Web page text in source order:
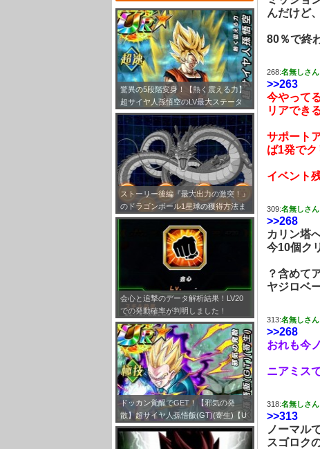
驚異の5段階変身！【熱く震える力】
超サイヤ人孫悟空のLV最大ステータ
ス！
ストーリー後編『最大出力の激突！』
のドラゴンボール1星球の獲得方法ま
とめ！
会心と追撃のデータ解析結果！LV20
での発動確率が判明しました！
ドッカン覚醒でGET！【邪気の発
散】超サイヤ人孫悟飯(GT)(寄生)【U
R】のLV最大ステータスが判明しまし
た！
んだけど
80％で終
268:名無しさん
>>263
今やって
リアでき
サポート
ば1発で
イベント
309:名無しさん
>>268
カリン塔
今10個ク
？含めて
ヤジロベ
313:名無しさん
>>268
おれも今
ニアミス
318:名無しさん
>>313
ノーマル
スゴロク